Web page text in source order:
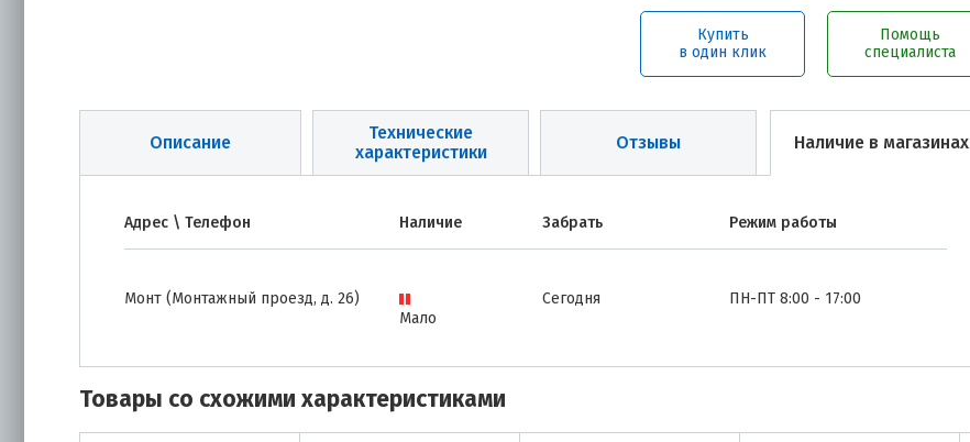
Купить
в один клик
Помощь
специалиста
Описание
Технические
характеристики
Отзывы Наличие в магазинах
Адрес \ Телефон Наличие Забрать Режим работы
Монт (Монтажный проезд, д. 26)
Мало
Сегодня ПН-ПТ 8:00 - 17:00
Товары со схожими характеристиками